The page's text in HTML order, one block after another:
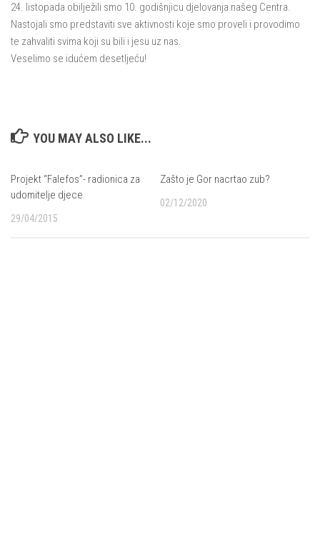
24. listopada obilježili smo 10. godišnjicu djelovanja našeg Centra.
Nastojali smo predstaviti sve aktivnosti koje smo proveli i provodimo
te zahvaliti svima koji su bili i jesu uz nas.
Veselimo se idućem desetljeću!
YOU MAY ALSO LIKE...
Projekt “Falefos”- radionica za
udomitelje djece
29/04/2015
Zašto je Gor nacrtao zub?
02/12/2020